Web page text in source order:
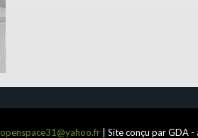
openspace31@yahoo.fr| Site conçu par GDA -